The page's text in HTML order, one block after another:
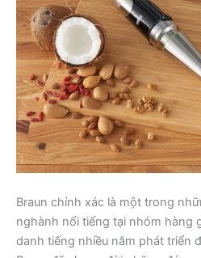
Braun chính xác là một trong
nghành nổi tiếng tại nhóm hàng
danh tiếng nhiều năm phát triển